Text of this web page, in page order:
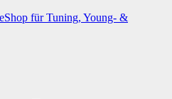
für Tuning, Young- &